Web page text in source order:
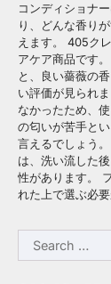
コンディショナ
り、どんな香り
えます。 405ク
アケア商品です
と、良い薔薇の
い評価が見られ
なかったため、
の匂いが苦手と
言えるでしょう
は、洗い流した
性があります。
れた上で選ぶ必要
Search
for: